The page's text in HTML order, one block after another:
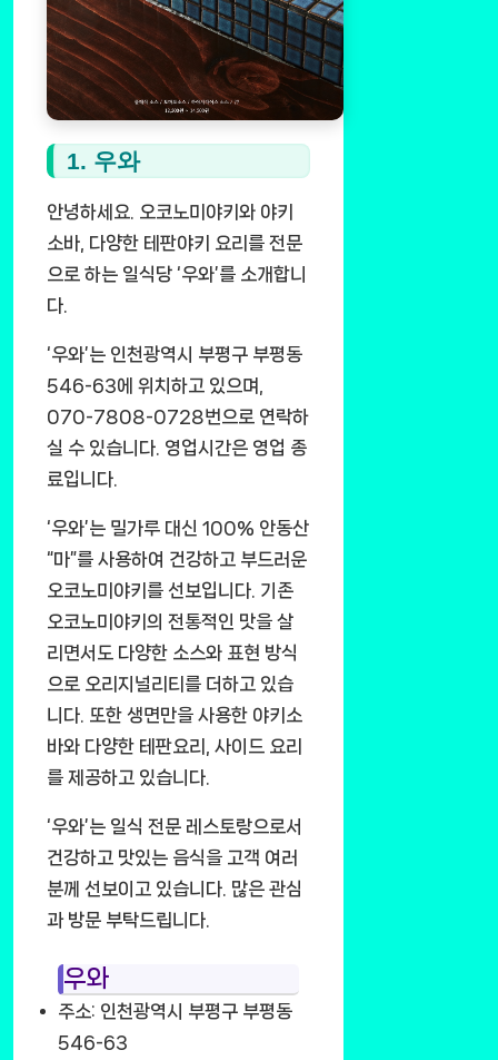
1. 우와
안녕하세요. 오코노미야키와 야키
소바, 다양한 테판야키 요리를 전문
으로 하는 일식당 ‘우와’를 소개합니
다.
‘우와’는 인천광역시 부평구 부평동
546-63에 위치하고 있으며,
070-7808-0728번으로 연락하
실 수 있습니다. 영업시간은 영업 종
료입니다.
‘우와’는 밀가루 대신 100% 안동산
“마”를 사용하여 건강하고 부드러운
오코노미야키를 선보입니다. 기존
오코노미야키의 전통적인 맛을 살
리면서도 다양한 소스와 표현 방식
으로 오리지널리티를 더하고 있습
니다. 또한 생면만을 사용한 야키소
바와 다양한 테판요리, 사이드 요리
를 제공하고 있습니다.
‘우와’는 일식 전문 레스토랑으로서
건강하고 맛있는 음식을 고객 여러
분께 선보이고 있습니다. 많은 관심
과 방문 부탁드립니다.
우와
주소: 인천광역시 부평구 부평동
546-63